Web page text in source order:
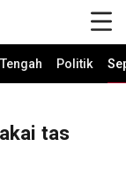
Politik
tas